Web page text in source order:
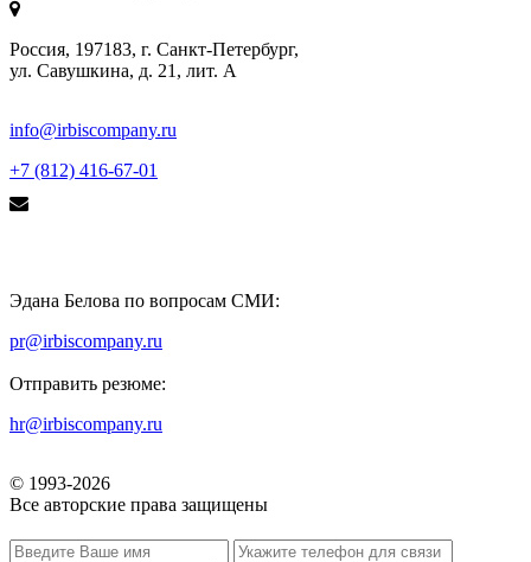
Россия, 197183, г. Санкт-Петербург,
ул. Савушкина, д. 21, лит. А
info@irbiscompany.ru
+7 (812) 416-67-01
Эдана Белова по вопросам СМИ:
pr@irbiscompany.ru
Отправить резюме:
hr@irbiscompany.ru
© 1993-2026
Все авторские права защищены